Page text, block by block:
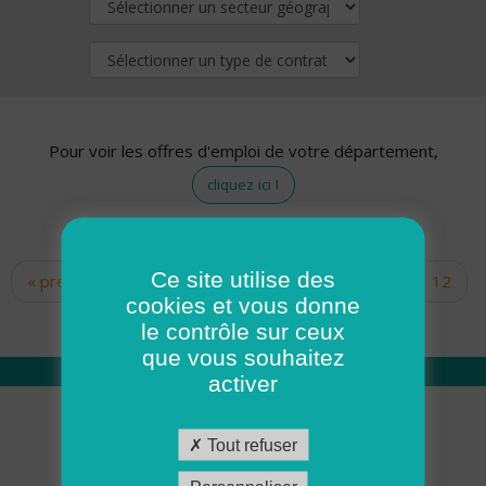
Pour voir les offres d'emploi de votre département,
cliquez ici !
Pages
« premier ‹ précédent … 10
12
14 15 16 17
Qui sommes nous
Académie ADMR
Ce site utilise des
cookies et vous donne
le contrôle sur ceux
que vous souhaitez
activer
Tout refuser